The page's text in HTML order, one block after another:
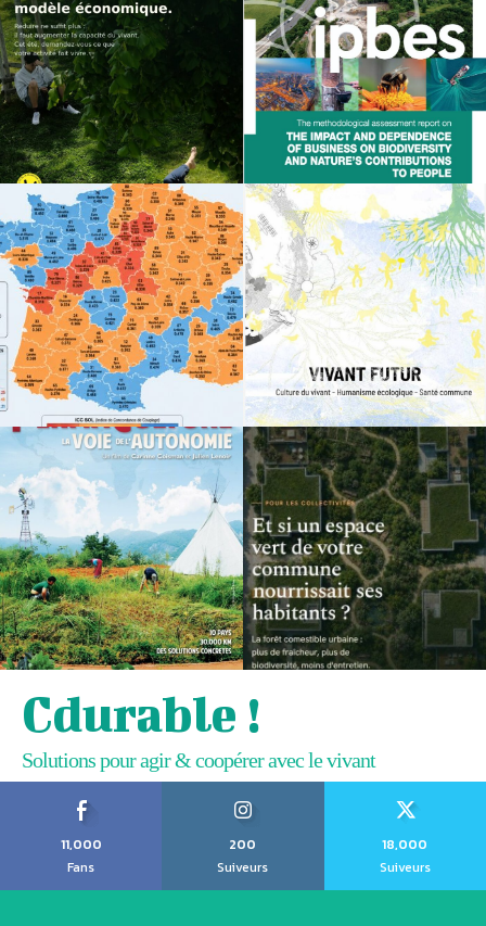
Cdurable !
Solutions pour agir & coopérer avec le vivant
11,000
Fans
200
Suiveurs
18,000
Suiveurs